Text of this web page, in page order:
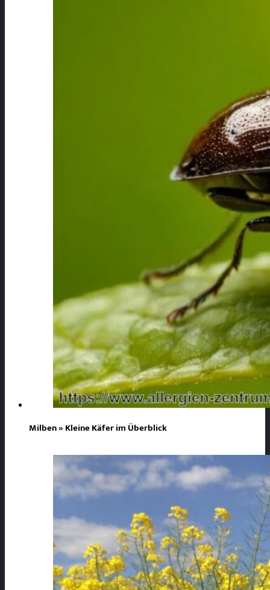
Milben » Kleine Käfer im Überblick